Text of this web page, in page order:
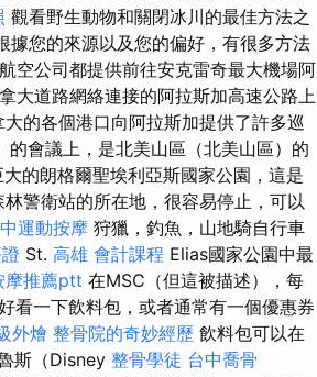
觀看野生動物和關閉冰川的最佳方法之
據您的來源以及您的偏好，有很多方法
空公司都提供前往安克雷奇最大機場阿
大道路網絡連接的阿拉斯加高速公路上
的各個港口向阿拉斯加提供了許多巡
的會議上，是北美山區（北美山區）的
的朗格爾聖埃利亞斯國家公園，這是
警衛站的所在地，很容易停止，可以
運動按摩 狩獵，釣魚，山地騎自行車
St. 高雄 會計課程 Elias國家公園中最
摩推薦ptt 在MSC（但這被描述），每
看一下飲料包，或者通常有一個優惠券
外燴 整骨院的奇妙經歷 飲料包可以在
斯（Disney 整骨學徒 台中喬骨